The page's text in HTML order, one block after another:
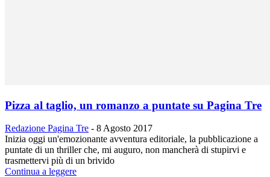
Pizza al taglio, un romanzo a puntate su Pagina Tre
Redazione Pagina Tre - 8 Agosto 2017
Inizia oggi un'emozionante avventura editoriale, la pubblicazione a
puntate di un thriller che, mi auguro, non mancherà di stupirvi e
trasmettervi più di un brivido
Continua a leggere